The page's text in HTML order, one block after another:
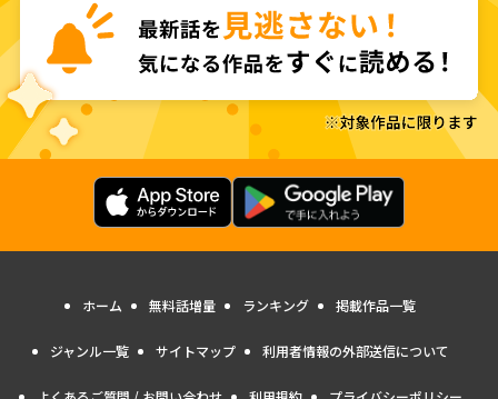
ホーム 無料話増量 ランキング 掲載作品一覧
ジャンル一覧 サイトマップ 利用者情報の外部送信について